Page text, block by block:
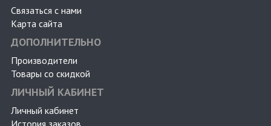
Связаться с нами
Карта сайта
ДОПОЛНИТЕЛЬНО
Производители
Товары со скидкой
ЛИЧНЫЙ КАБИНЕТ
Личный кабинет